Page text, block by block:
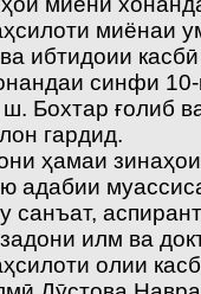
миёнаи
ибтидоии
синфи 10-
Бохтар ғолиб
гардид.
ҳамаи зинаҳои
адабии
санъат,
илм ва
олии